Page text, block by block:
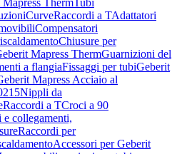
ThermTubi
CurveRaccordi a TAdattatori
Compensatori
Chiusure per
Mapress ThermGuarnizioni del
a flangiaFissaggi per tubiGeberit
Mapress Acciaio al
Nippli da
Raccordi a TCroci a 90
e collegamenti,
Raccordi per
Accessori per Geberit